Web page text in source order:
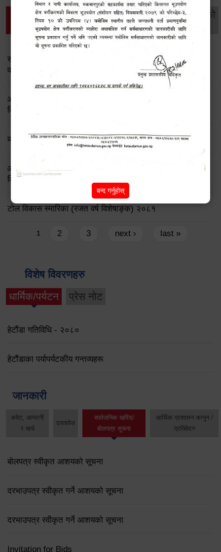
सामाजिक सुरक्षा तथा
व्यक्तिगत घटना दर्ता
महिला
विकास
वातावरण
सूचनाको
सामाजिक सुरक्षा तथा पञ्जीकरण शाखा ( आ.व. २०८२/०८३ को
वार्षिक प्रगति प्रतिवेदन)
आ.व.२०८२।८३ को सामाजिक सुरक्षा भत्ता प्राप्त गर्ने लाभग्राहीको
विवरण
व्यक्तिगत घटना दर्ता सप्ताह
आ.व.२०८१/०८२ मा सामाजिक सूरक्षा भत्ता प्राप्त गर्ने लाभग्राहीको
विवरण
टोल विकास स्मारिका (रजत वर्ष विशेषाङ्क) २०८१
Pages
1 2 3 next › last »
विशेष विवरणहरु
धार्मिक/पर्यटन प्रेस नोट
हेटौंडा गतिविधि - २०८०
हेटौंडाका पर्यापर्यटकीय गन्तव्यहरू
जानकारी
बजेट, आम्दानी
र खर्च
दस्तावेज
सार्वजनिक खरिद/
बोलपत्र सूचना
आर्थिक प्रशासन कानुन /
प्रतिवेदन
बोलपत्र स्वीकृत आशयको सूचना
दरभाउपत्र स्वीकृत गर्ने आशयको सूचना
दरभाउपत्र स्वीकृत गर्ने आशयको सूचना
Invitation for Bids
बन्द गर्नुहोस्